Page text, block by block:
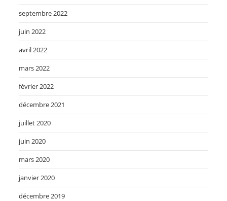
septembre 2022
juin 2022
avril 2022
mars 2022
février 2022
décembre 2021
juillet 2020
juin 2020
mars 2020
janvier 2020
décembre 2019